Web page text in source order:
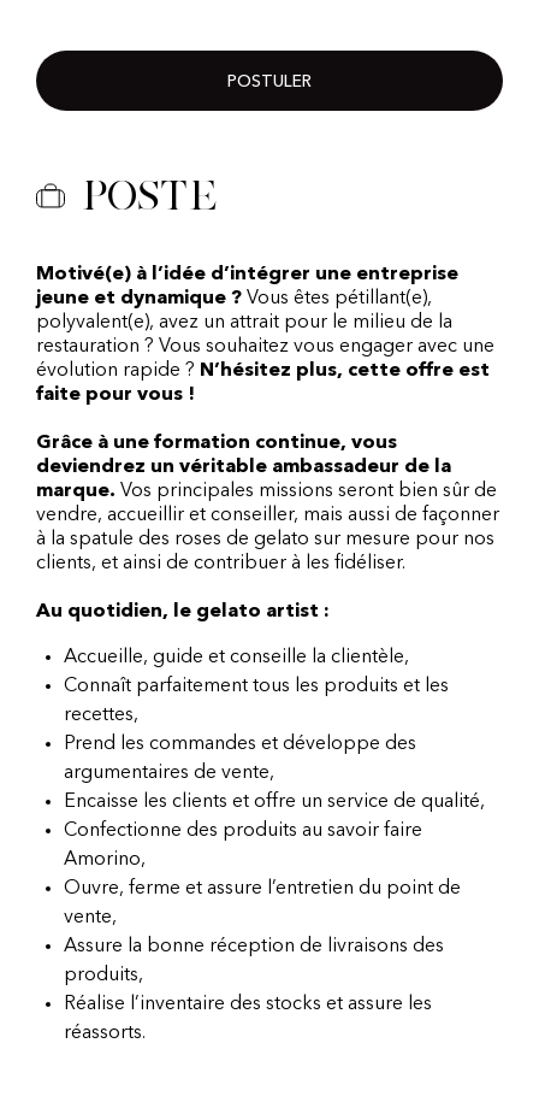
POSTULER
Poste
Motivé(e) à l’idée d’intégrer une entreprise
jeune et dynamique ? Vous êtes pétillant(e),
polyvalent(e), avez un attrait pour le milieu de la
restauration ? Vous souhaitez vous engager avec une
évolution rapide ? N’hésitez plus, cette offre est
faite pour vous !
Grâce à une formation continue, vous
deviendrez un véritable ambassadeur de la
marque. Vos principales missions seront bien sûr de
vendre, accueillir et conseiller, mais aussi de façonner
à la spatule des roses de gelato sur mesure pour nos
clients, et ainsi de contribuer à les fidéliser.
Au quotidien, le gelato artist :
Accueille, guide et conseille la clientèle,
Connaît parfaitement tous les produits et les
recettes,
Prend les commandes et développe des
argumentaires de vente,
Encaisse les clients et offre un service de qualité,
Confectionne des produits au savoir faire
Amorino,
Ouvre, ferme et assure l’entretien du point de
vente,
Assure la bonne réception de livraisons des
produits,
Réalise l’inventaire des stocks et assure les
réassorts.